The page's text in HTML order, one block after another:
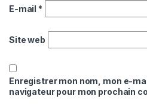
E-mail *
Site web
Enregistrer mon nom, mon e-
navigateur pour mon prochain